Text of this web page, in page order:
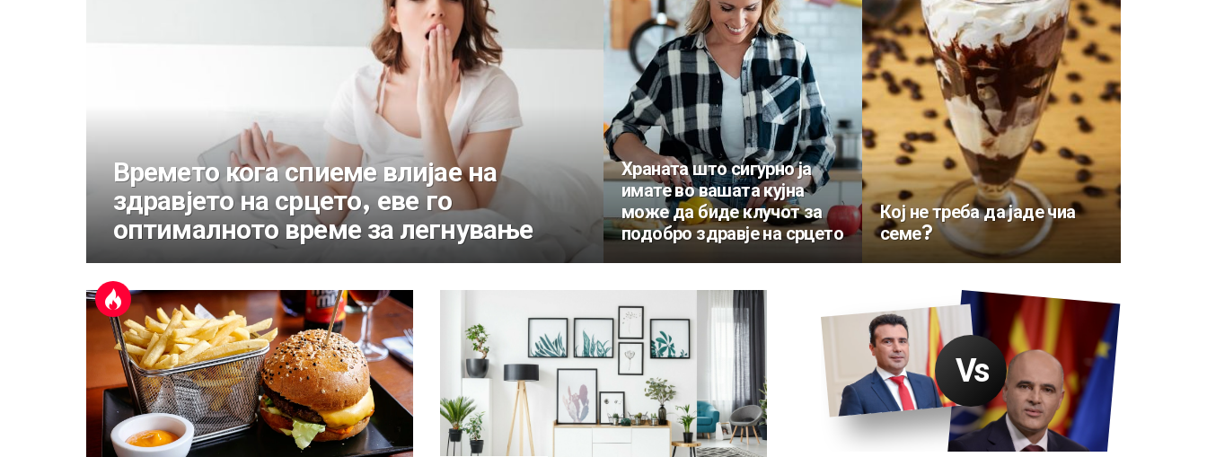
Времето кога спиеме влијае на
здравјето на срцето, еве го
оптималното време за легнување
Храната што сигурно ја
имате во вашата кујна
може да биде клучот за
подобро здравје на срцето
Кој не треба да јаде чиа
семе?
НАШ
ПРЕДЛОГ